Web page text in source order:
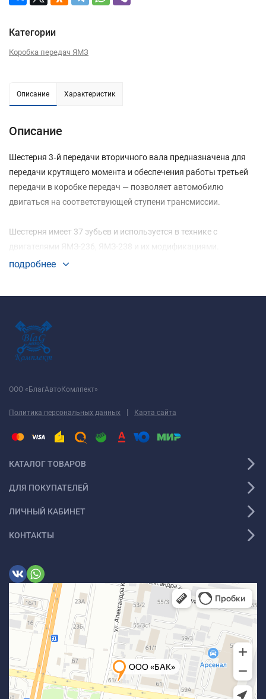
Категории
Коробка передач ЯМЗ
Описание Характеристик
Описание
Шестерня 3‑й передачи вторичного вала предназначена для
передачи крутящего момента и обеспечения работы третьей
передачи в коробке передач — позволяет автомобилю
двигаться на соответствующей ступени трансмиссии.
Шестерня имеет 37 зубьев и используется в технике с
двигателями ЯМЗ-236, ЯМЗ-238 и их модификациями.
подробнее
ООО «БлагАвтоКомлпект»
Политика персональных данных | Карта сайта
КАТАЛОГ ТОВАРОВ
ДЛЯ ПОКУПАТЕЛЕЙ
ЛИЧНЫЙ КАБИНЕТ
КОНТАКТЫ